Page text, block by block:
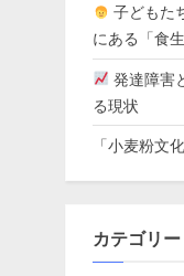
子どもた
にある「食
発達障害
る現状
「小麦粉文
カテゴリー